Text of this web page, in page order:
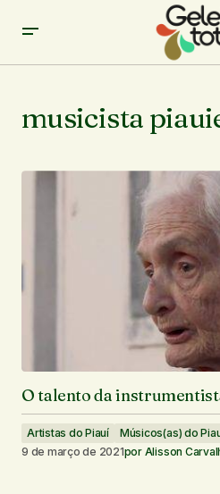
musicista
O talento da
Artistas do Piauí
Músicos(as) do
9 de março de 2021por Alisson